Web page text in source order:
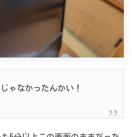
ゃなかったんかい！